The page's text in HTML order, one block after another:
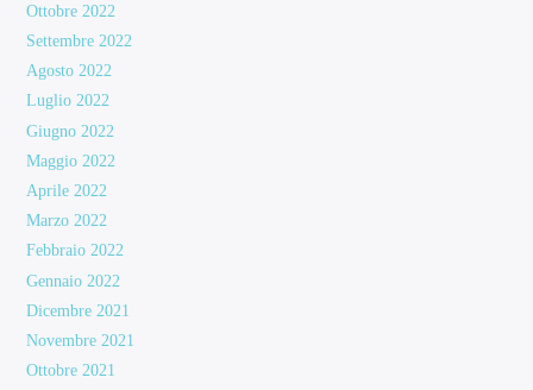
Ottobre 2022
Settembre 2022
Agosto 2022
Luglio 2022
Giugno 2022
Maggio 2022
Aprile 2022
Marzo 2022
Febbraio 2022
Gennaio 2022
Dicembre 2021
Novembre 2021
Ottobre 2021